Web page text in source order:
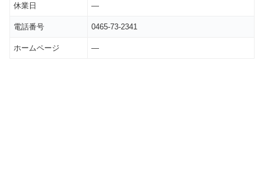
休業日 ―
電話番号 0465-73-2341
ホームページ ―